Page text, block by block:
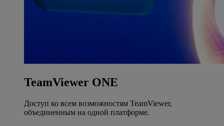
TeamViewer ONE
Доступ ко всем возможностям TeamViewer,
объединенным на одной платформе.